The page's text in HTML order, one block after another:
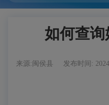
如何查询
来源:闽侯县 发布时间: